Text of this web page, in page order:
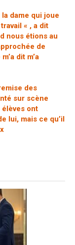
dame qui joue
« , a dit
nous étions au
de
dit m’a
des
sur scène
élèves ont
lui, mais ce qu’il